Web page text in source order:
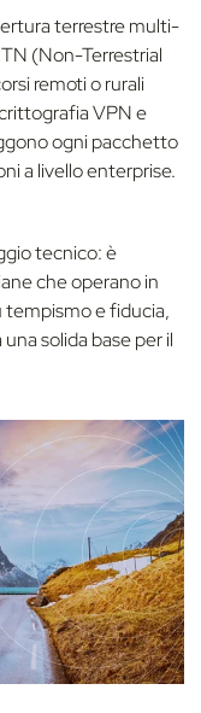
terrestre multi-
(Non-Terrestrial
remoti o rurali
VPN e
ogni pacchetto
a livello enterprise.
tecnico: è
che operano in
tempismo e fiducia,
solida base per il